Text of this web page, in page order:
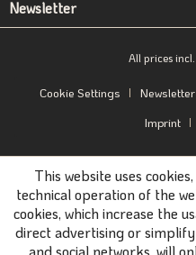
Newsletter
All prices
Cookie Settings Newsletter
Imprint
This website uses
technical operation of the
cookies, which increase the
direct advertising or
and social networks, will